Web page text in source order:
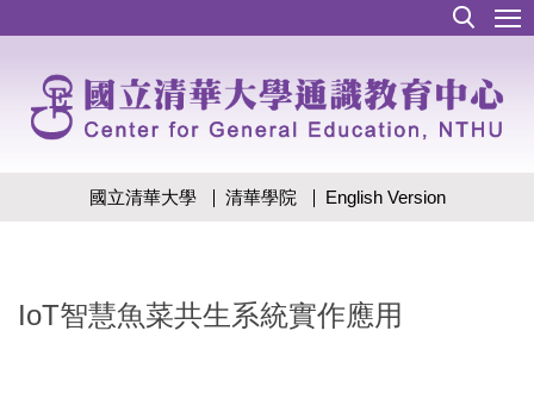
國立清華大學 清華學院 English Version
IoT智慧魚菜共生系統實作應用